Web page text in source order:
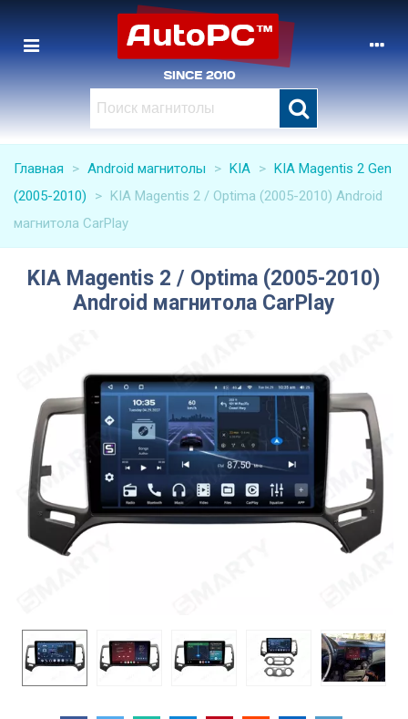
Главная > Android магнитолы > KIA > KIA Magentis 2 Gen
(2005-2010)
> KIA Magentis 2 / Optima (2005-2010) Android
магнитола CarPlay
KIA Magentis 2 / Optima (2005-2010)
Android магнитола CarPlay